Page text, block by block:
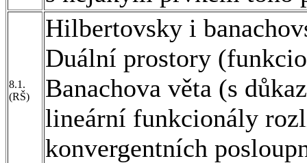
8.1.
(RŠ)
Hilbertovsky i
Duální prostory
Banachova věta (s
lineární funkcionály
konvergentních